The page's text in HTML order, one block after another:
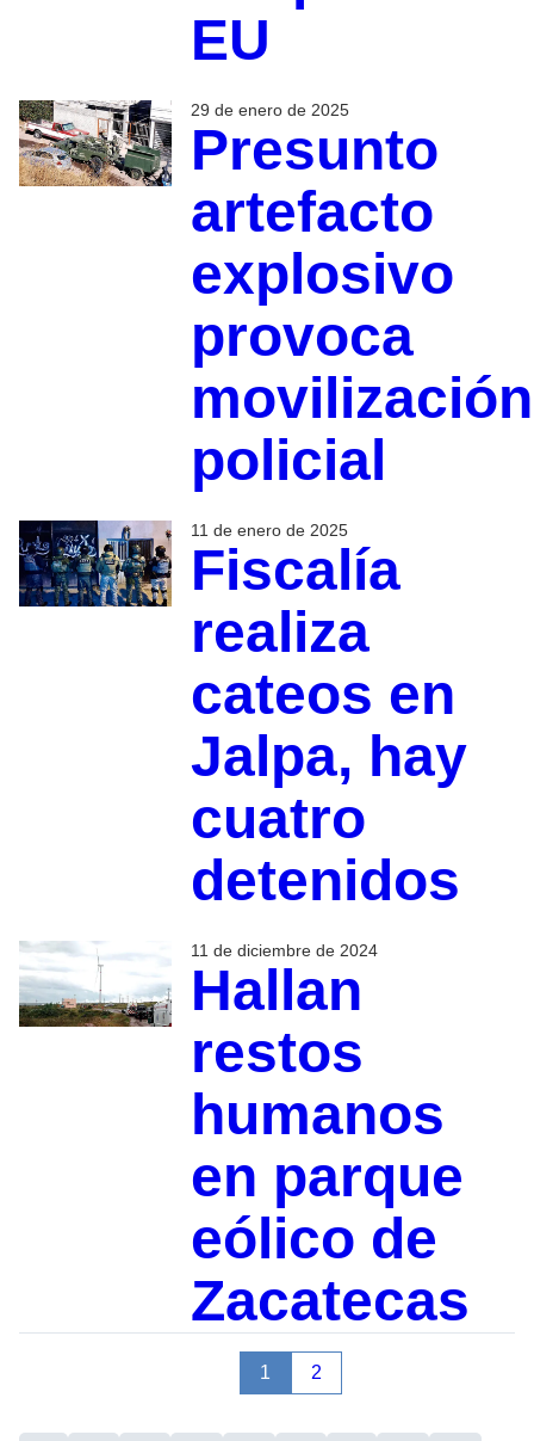
EU
29 de enero de 2025
Presunto
artefacto
explosivo
provoca
movilización
policial
11 de enero de 2025
Fiscalía
realiza
cateos en
Jalpa, hay
cuatro
detenidos
11 de diciembre de 2024
Hallan
restos
humanos
en parque
eólico de
Zacatecas
1 2